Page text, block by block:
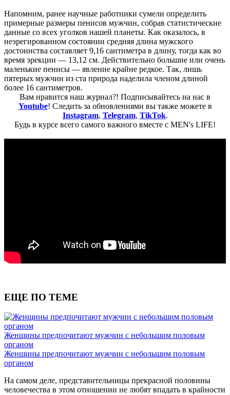
Напомним, ранее научные работники сумели определить
примерные размеры пенисов мужчин, собрав статистические
данные со всех уголков нашей планеты. Как оказалось, в
неэрегированном состоянии средняя длина мужского
достоинства составляет 9,16 сантиметра в длину, тогда как во
время эрекции — 13,12 см. Действительно большие или очень
маленькие пенисы — явление крайне редкое. Так, лишь
пятерых мужчин из ста природа наделила членом длиной
более 16 сантиметров.
Вам нравится наш журнал?! Подписывайтесь на нас в
Youtube! Следить за обновлениями вы также можете в
Instagram, Telegram, TikTok.
Будь в курсе всего самого важного вместе с MEN's LIFE!
ЕЩЕ ПО ТЕМЕ
Женщины предпочитают мужчин с небольшим половым
органом
Женщины предпочитают мужчин с небольшим половым
органом
На самом деле, представительницы прекрасной половины
человечества в этом отношении не любят впадать в крайности